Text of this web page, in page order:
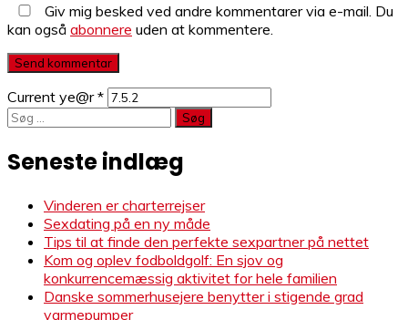
Giv mig besked ved andre kommentarer via e-mail. Du
kan også abonnere uden at kommentere.
Current ye@r*
Søg
efter:
Seneste indlæg
Vinderen er charterrejser
Sexdating på en ny måde
Tips til at finde den perfekte sexpartner på nettet
Kom og oplev fodboldgolf: En sjov og
konkurrencemæssig aktivitet for hele familien
Danske sommerhusejere benytter i stigende grad
varmepumper